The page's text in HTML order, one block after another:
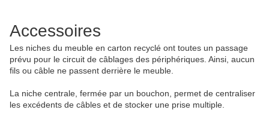
Accessoires
Les niches du meuble en carton recyclé ont toutes un passage
prévu pour le circuit de câblages des périphériques. Ainsi, aucun
fils ou câble ne passent derrière le meuble.
La niche centrale, fermée par un bouchon, permet de centraliser
les excédents de câbles et de stocker une prise multiple.